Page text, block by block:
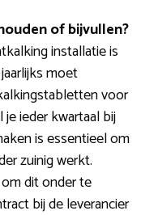
of bijvullen?
installatie is
moet
voor
ieder kwartaal bij
is essentieel om
zuinig werkt.
dit onder te
bij de leverancier